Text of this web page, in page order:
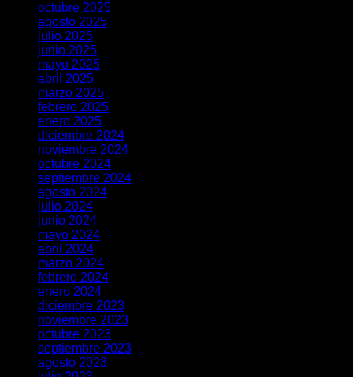
octubre 2025
agosto 2025
julio 2025
junio 2025
mayo 2025
abril 2025
marzo 2025
febrero 2025
enero 2025
diciembre 2024
noviembre 2024
octubre 2024
septiembre 2024
agosto 2024
julio 2024
junio 2024
mayo 2024
abril 2024
marzo 2024
febrero 2024
enero 2024
diciembre 2023
noviembre 2023
octubre 2023
septiembre 2023
agosto 2023